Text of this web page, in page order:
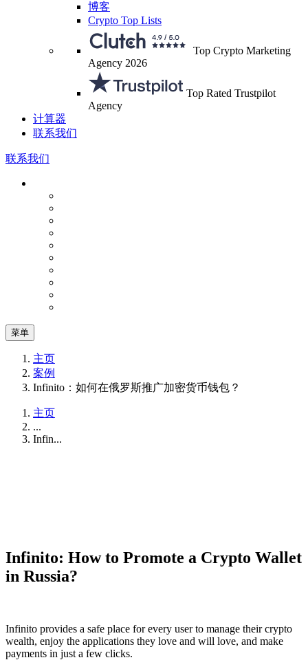
博客
Crypto Top Lists
Top Crypto Marketing
Agency 2026
Top Rated Trustpilot
Agency
计算器
联系我们
联系我们
菜单
主页
案例
Infinito：如何在俄罗斯推广加密货币钱包？
主页
...
Infin...
Infinito: How to Promote a Crypto Wallet
in Russia?
Infinito provides a safe place for every user to manage their crypto
wealth, enjoy the applications they love and will love, and make
payments in just a few clicks.